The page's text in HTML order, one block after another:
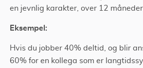
en jevnlig karakter, over 12 måneder.
Eksempel:
Hvis du jobber 40% deltid, og blir
60% for en kollega som er